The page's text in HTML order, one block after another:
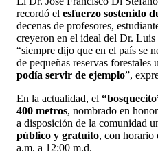
recordó el esfuerzo sostenido
decenas de profesores,
creyeron en el ideal del Dr.
“siempre dijo que en el país se
de pequeñas reservas forestales
podía servir de ejemplo”,
En la actualidad, el
400 metros, nombrado en
a disposición de la comunidad
público y gratuito, con horario
a.m. a 12:00 m.d.